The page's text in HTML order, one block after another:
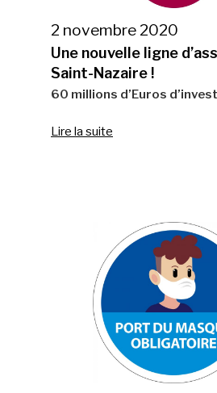
2 novembre 2020
Une nouvelle ligne
Saint-Nazaire !
60 millions d’Euros
Lire la suite